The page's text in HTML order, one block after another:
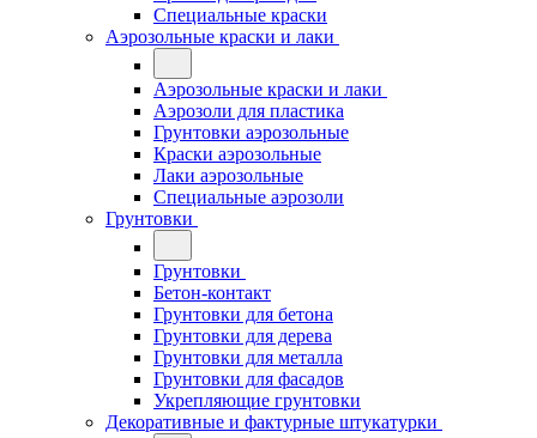
Специальные краски
Аэрозольные краски и лаки
Аэрозольные краски и лаки
Аэрозоли для пластика
Грунтовки аэрозольные
Краски аэрозольные
Лаки аэрозольные
Специальные аэрозоли
Грунтовки
Грунтовки
Бетон-контакт
Грунтовки для бетона
Грунтовки для дерева
Грунтовки для металла
Грунтовки для фасадов
Укрепляющие грунтовки
Декоративные и фактурные штукатурки